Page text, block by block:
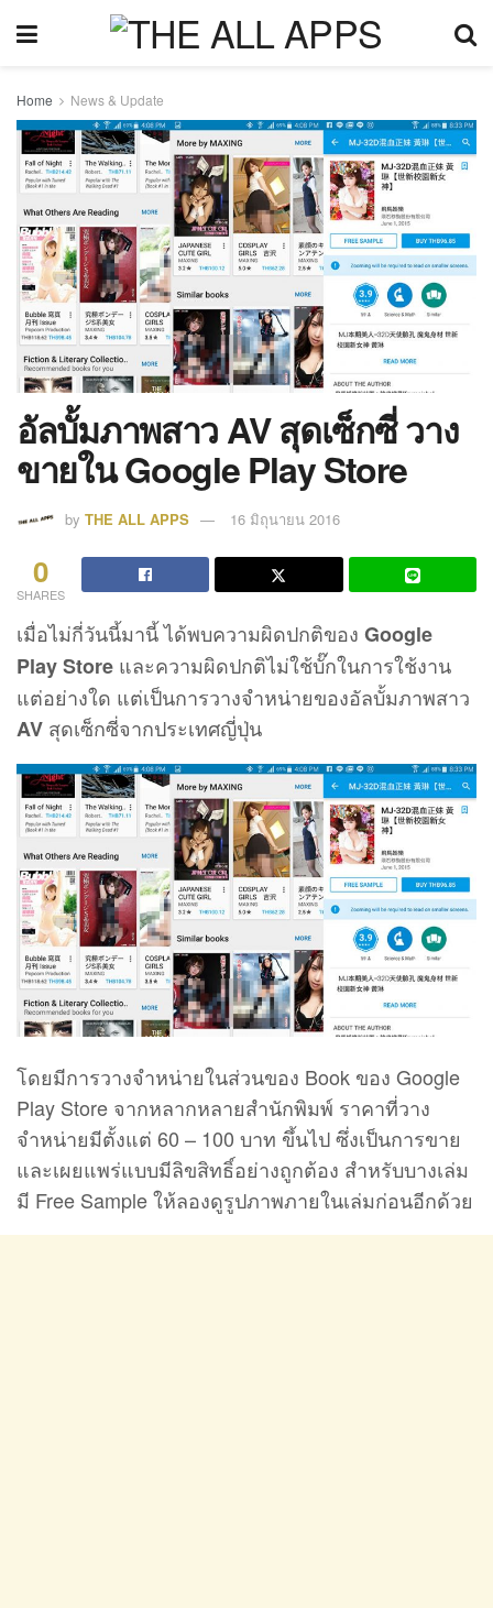
Home News & Update
อัลบั้มภาพสาว AV สุดเซ็กซี่ วาง
ขายใน Google Play Store
by THE ALL APPS 16 มิถุนายน 2016
0
SHARES
เมื่อไม่กี่วันนี้มานี้ ได้พบความผิดปกติของ Google
Play Store และความผิดปกติไม่ใช้บั๊กในการใช้งาน
แต่อย่างใด แต่เป็นการวางจำหน่ายของอัลบั้มภาพสาว
AV สุดเซ็กซี่จากประเทศญี่ปุ่น
โดยมีการวางจำหน่ายในส่วนของ Book ของ Google
Play Store จากหลากหลายสำนักพิมพ์ ราคาที่วาง
จำหน่ายมีตั้งแต่ 60 – 100 บาท ขึ้นไป ซึ่งเป็นการขาย
และเผยแพร่แบบมีลิขสิทธิ์อย่างถูกต้อง สำหรับบางเล่ม
มี Free Sample ให้ลองดูรูปภาพภายในเล่มก่อนอีกด้วย